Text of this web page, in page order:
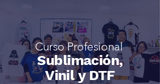
Curso Profesional
Sublimación,
Vinil y DTF